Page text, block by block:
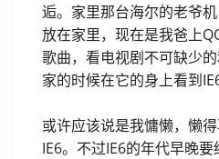
逅。家里那台海尔的老爷
放在家里，现在是我爸上
歌曲，看电视剧不可缺少
家的时候在它的身上看到
或许应该说是我慵懒，懒
IE6。不过IE6的年代早晚